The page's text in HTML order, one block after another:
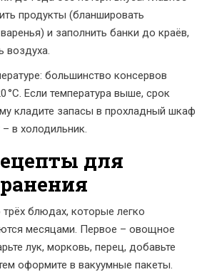
продукты (бланшировать
и заполнить банки до краёв,
воздуха.
большинство консервов
°C. Если температура выше, срок
кладите запасы в прохладный шкаф
в холодильник.
для
блюдах, которые легко
месяцами. Первое – овощное
лук, морковь, перец, добавьте
оформите в вакуумные пакеты.